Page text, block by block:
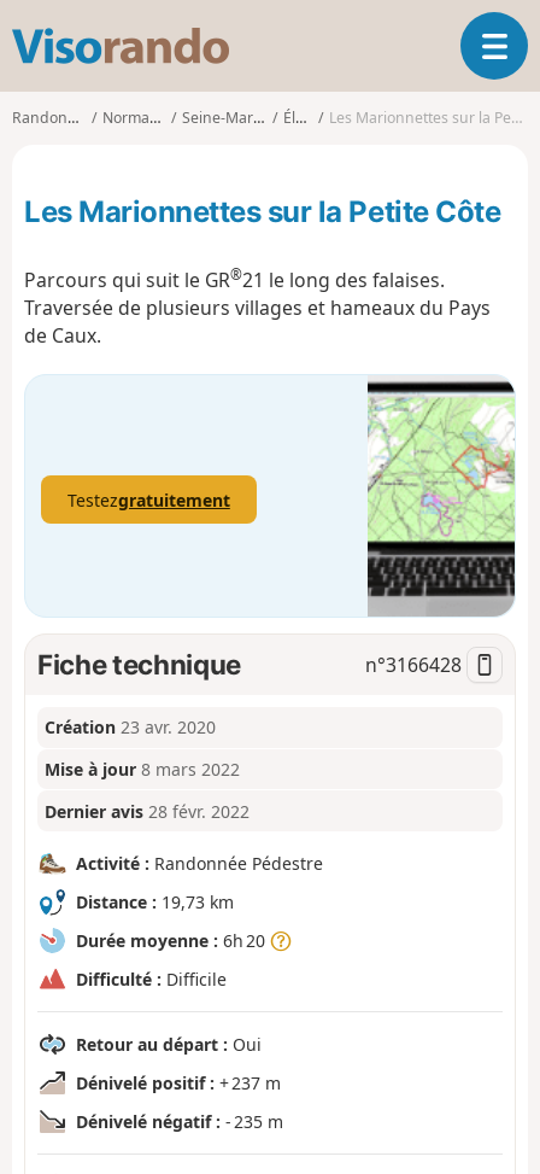
s
o
d
O
u
v
l
a
t
i
o
n
Randonnées Normandie Seine-Maritime Életot Les Marionnettes sur la Petite Côte
Les Marionnettes sur la Petite Côte
Parcours qui suit le GR®21 le long des falaises.
Traversée de plusieurs villages et hameaux du Pays
de Caux.
Testezgratuitement
Fiche technique n°3166428
Création 23 avr. 2020
Mise à jour 8 mars 2022
Dernier avis 28 févr. 2022
Activité : Randonnée Pédestre
Distance : 19,73 km
Durée moyenne : 6h 20
Difficulté : Difficile
Retour au départ : Oui
Dénivelé positif : + 237 m
Dénivelé négatif : - 235 m